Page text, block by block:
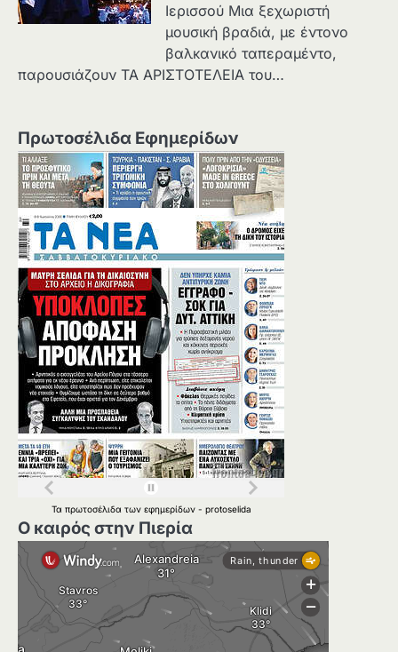
Ιερισσού Μια ξεχωριστή
μουσική βραδιά, με έντονο
βαλκανικό ταπεραμέντο,
παρουσιάζουν ΤΑ ΑΡΙΣΤΟΤΕΛΕΙΑ του…
Πρωτοσέλιδα Εφημερίδων
Τα πρωτοσέλιδα των εφημερίδων - protoselida
Ο καιρός στην Πιερία